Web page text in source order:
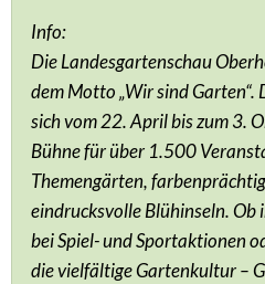
Info:
Die Landesgartenschau
dem Motto „Wir sind Garten“.
sich vom 22. April bis zum 3.
Bühne für über 1.500
Themengärten,
eindrucksvolle Blühinseln. Ob
bei Spiel- und Sportaktionen
die vielfältige Gartenkultur –